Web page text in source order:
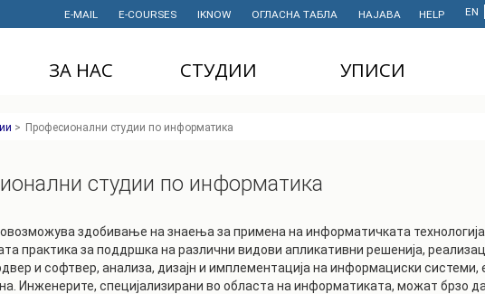
EN
E-MAIL E-COURSES IKNOW ОГЛАСНА ТАБЛА НАЈАВА HELP
ЗА НАС
ПРАВНИ АКТИ
И ДОКУМЕНТИ
ПРОЕКТИ
НАУЧНА
ДЕЈНОСТ
СТУДИИ
СТУДИИ
СТУДИИ
СТУДИИ
ПРОФЕСИОНАЛНИ
И СТРУЧНИ ОБУКИ
УПИСИ
СТУДИИ
MASTER'S STUDIES
FOR INTERNATIONAL
STUDENTS
> Професионални студии по информатика
студии по информатика
здобивање на знаења за примена на информатичката технологија
практика за поддршка на различни видови апликативни решенија,
и софтвер, анализа, дизајн и имплементација на информациски системи,
Инженерите, специјализирани во областа на информатиката, можат брзо